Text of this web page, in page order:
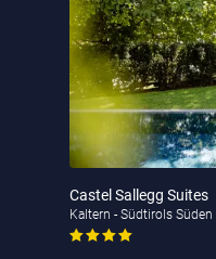
Castel Sallegg Suites
Kaltern - Südtirols Süden